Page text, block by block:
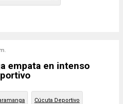
empata en intenso
Cúcuta Deportivo